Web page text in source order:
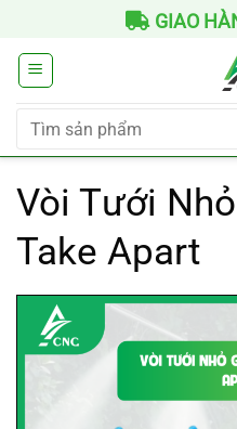
dung
GIAO
Tìm
Vòi Tưới
Take Apart